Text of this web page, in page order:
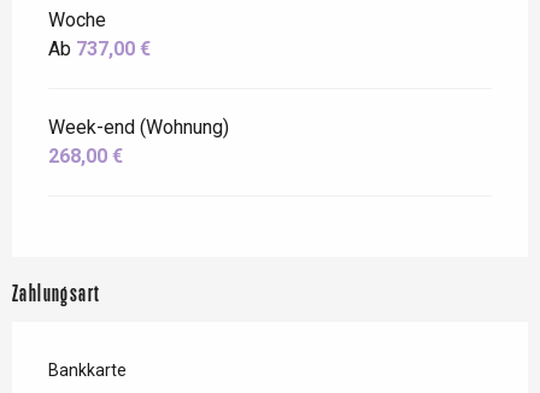
Woche
Ab 737,00 €
Week-end (Wohnung)
268,00 €
Zahlungsart
Bankkarte